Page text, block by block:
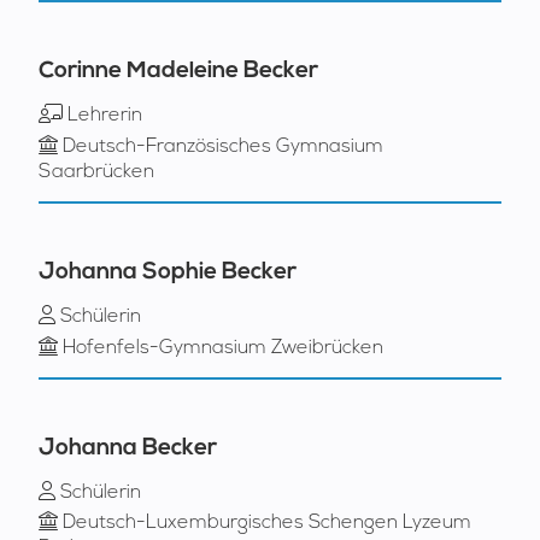
Corinne Madeleine Becker
Lehrerin
Deutsch-Französisches Gymnasium
Saarbrücken
Johanna Sophie Becker
Schülerin
Hofenfels-Gymnasium Zweibrücken
Johanna Becker
Schülerin
Deutsch-Luxemburgisches Schengen Lyzeum